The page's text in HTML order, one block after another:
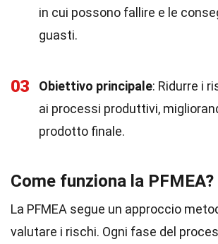
in cui possono fallire e le
guasti.
03 Obiettivo principale: Ridurre i
ai processi produttivi,
prodotto finale.
Come funziona la PFMEA?
La PFMEA segue un approccio
valutare i rischi. Ogni fase del